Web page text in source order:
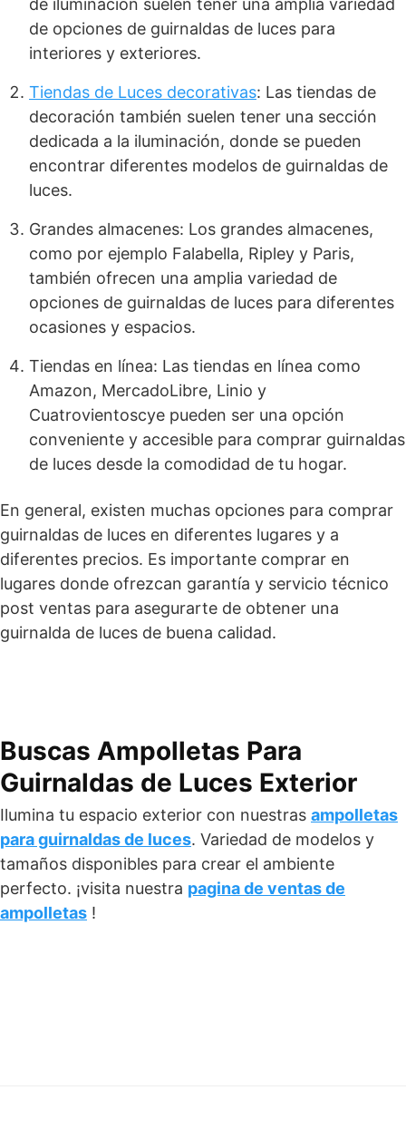
de opciones de guirnaldas de luces para
interiores y exteriores.
Tiendas de Luces decorativas: Las tiendas de
decoración también suelen tener una sección
dedicada a la iluminación, donde se pueden
encontrar diferentes modelos de guirnaldas de
luces.
Grandes almacenes: Los grandes almacenes,
como por ejemplo Falabella, Ripley y Paris,
también ofrecen una amplia variedad de
opciones de guirnaldas de luces para diferentes
ocasiones y espacios.
Tiendas en línea: Las tiendas en línea como
Amazon, MercadoLibre, Linio y
Cuatrovientoscye pueden ser una opción
conveniente y accesible para comprar guirnaldas
de luces desde la comodidad de tu hogar.
En general, existen muchas opciones para comprar
guirnaldas de luces en diferentes lugares y a
diferentes precios. Es importante comprar en
lugares donde ofrezcan garantía y servicio técnico
post ventas para asegurarte de obtener una
guirnalda de luces de buena calidad.
Buscas Ampolletas Para
Guirnaldas de Luces Exterior
Ilumina tu espacio exterior con nuestras ampolletas
para guirnaldas de luces. Variedad de modelos y
tamaños disponibles para crear el ambiente
perfecto. ¡visita nuestra pagina de ventas de
ampolletas !